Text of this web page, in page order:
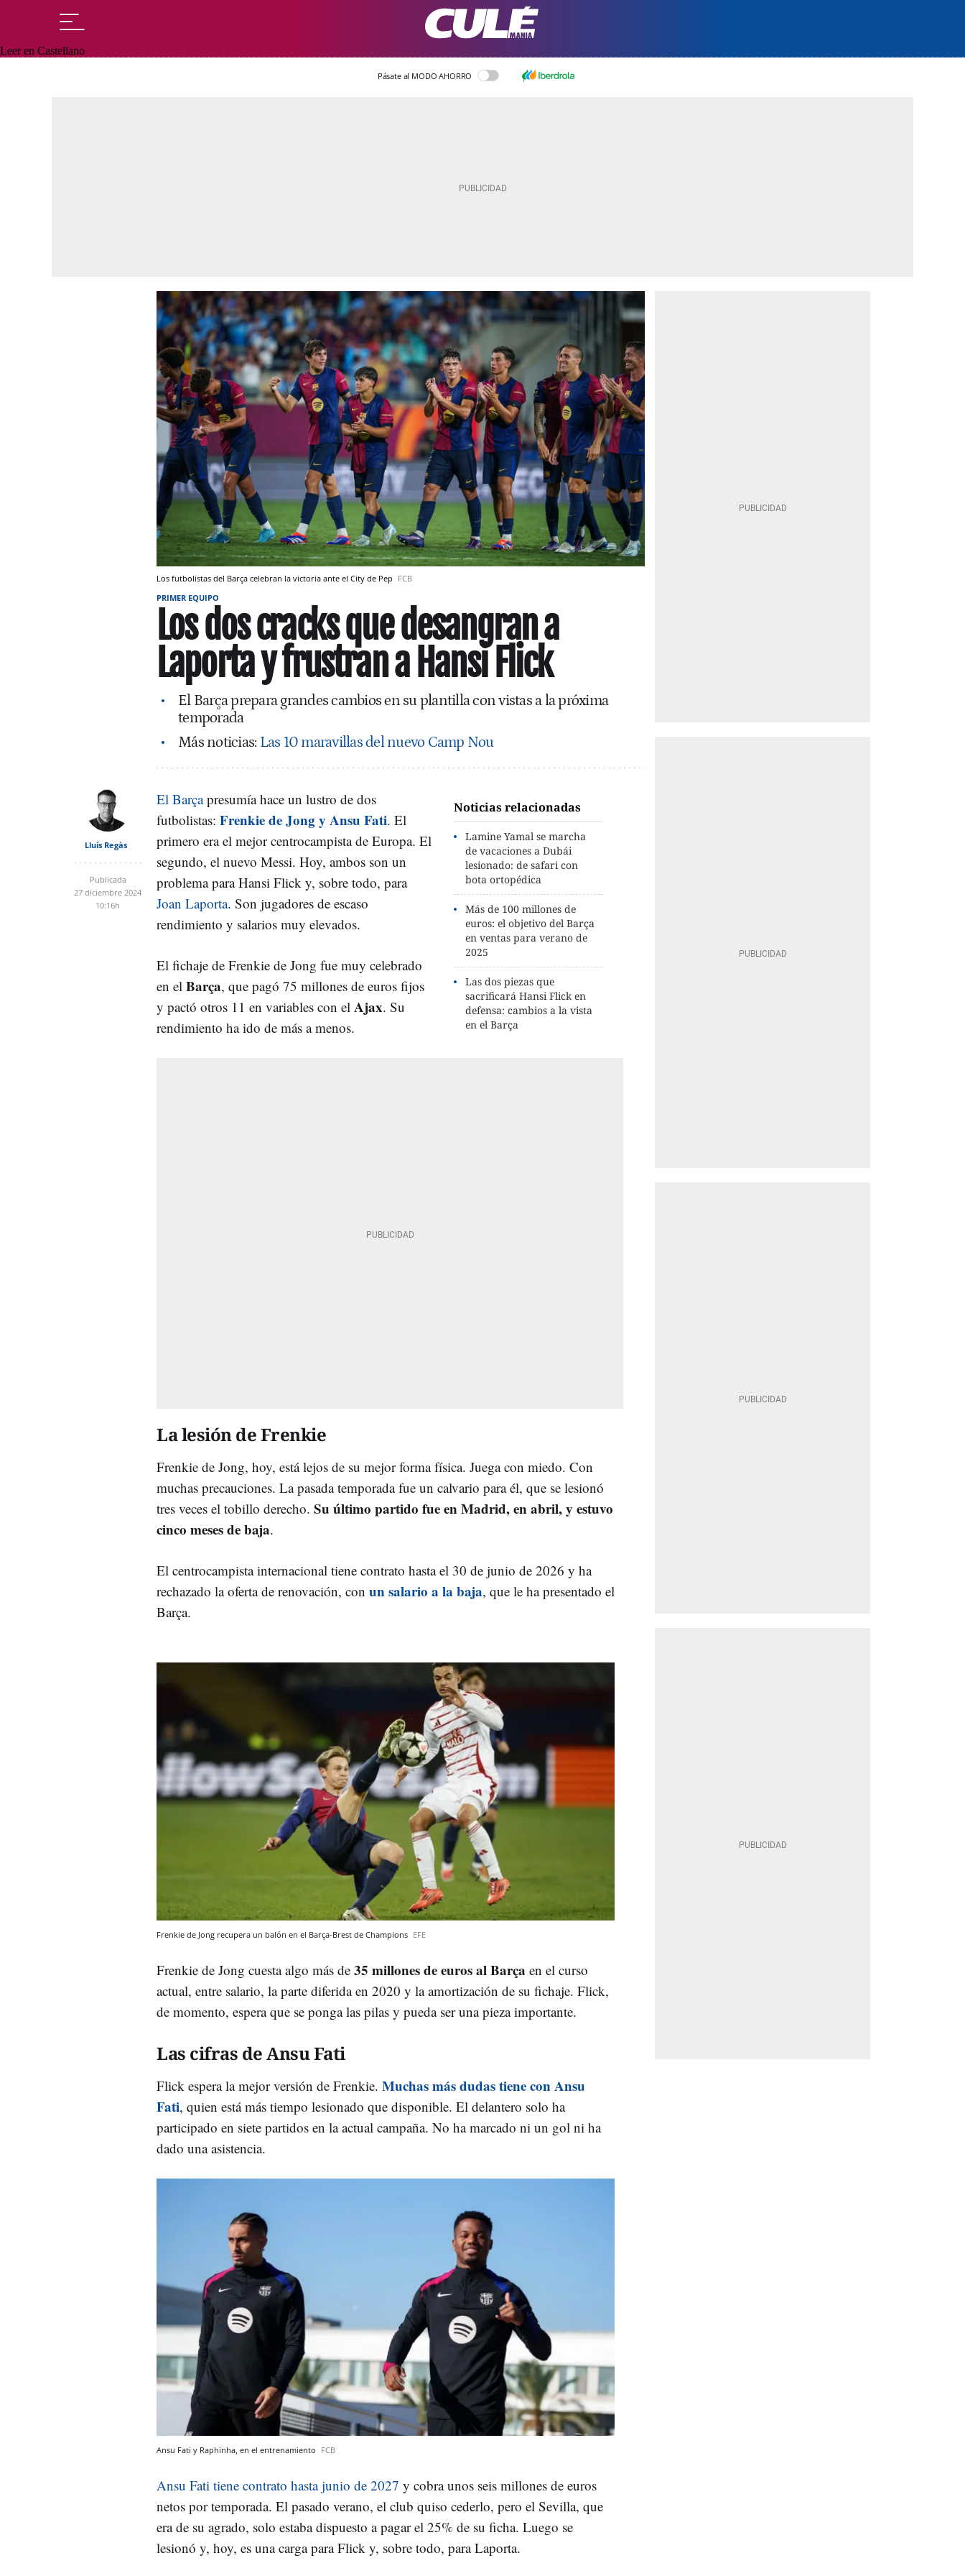
Leer en Castellano
Pásate al MODO AHORRO
Los futbolistas del Barça celebran la victoria ante el City de Pep FCB
PRIMER EQUIPO
Los dos cracks que desangran a
Laporta y frustran a Hansi Flick
El Barça prepara grandes cambios en su plantilla con vistas a la próxima
temporada
Más noticias: Las 10 maravillas del nuevo Camp Nou
Lluís Regàs
Publicada
27 diciembre 2024
10:16h
Noticias relacionadas
Lamine Yamal se marcha
de vacaciones a Dubái
lesionado: de safari con
bota ortopédica
Más de 100 millones de
euros: el objetivo del Barça
en ventas para verano de
2025
Las dos piezas que
sacrificará Hansi Flick en
defensa: cambios a la vista
en el Barça
El Barçapresumía hace un lustro de dos
futbolistas: Frenkie de Jong y Ansu Fati. El
primero era el mejor centrocampista de Europa. El
segundo, el nuevo Messi. Hoy, ambos son un
problema para Hansi Flick y, sobre todo, para
Joan Laporta. Son jugadores de escaso
rendimiento y salarios muy elevados.
El fichaje de Frenkie de Jong fue muy celebrado
en el Barça, que pagó 75 millones de euros fijos
y pactó otros 11 en variables con el Ajax. Su
rendimiento ha ido de más a menos.
La lesión de Frenkie
Frenkie de Jong, hoy, está lejos de su mejor forma física. Juega con miedo. Con
muchas precauciones. La pasada temporada fue un calvario para él, que se lesionó
tres veces el tobillo derecho. Su último partido fue en Madrid, en abril, y estuvo
cinco meses de baja.
El centrocampista internacional tiene contrato hasta el 30 de junio de 2026 y ha
rechazado la oferta de renovación, con un salario a la baja, que le ha presentado el
Barça.
Frenkie de Jong recupera un balón en el Barça-Brest de Champions EFE
Frenkie de Jong cuesta algo más de 35 millones de euros al Barça en el curso
actual, entre salario, la parte diferida en 2020 y la amortización de su fichaje. Flick,
de momento, espera que se ponga las pilas y pueda ser una pieza importante.
Las cifras de Ansu Fati
Flick espera la mejor versión de Frenkie. Muchas más dudas tiene con Ansu
Fati, quien está más tiempo lesionado que disponible. El delantero solo ha
participado en siete partidos en la actual campaña. No ha marcado ni un gol ni ha
dado una asistencia.
Ansu Fati y Raphinha, en el entrenamiento FCB
Ansu Fati tiene contrato hasta junio de 2027 y cobra unos seis millones de euros
netos por temporada. El pasado verano, el club quiso cederlo, pero el Sevilla, que
era de su agrado, solo estaba dispuesto a pagar el 25% de su ficha. Luego se
lesionó y, hoy, es una carga para Flick y, sobre todo, para Laporta.